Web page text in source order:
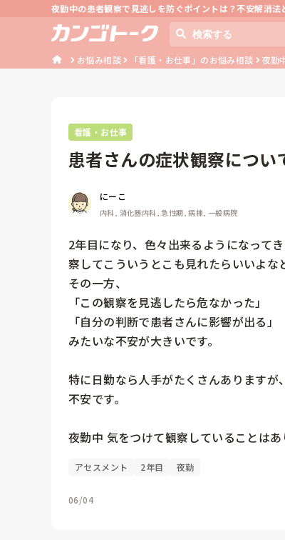
夜勤中の患者観察で見逃しを防ぐポイントは？不安解消法
お悩み相談 「看護・お仕事」のお悩み相談 夜勤
看護・お仕事
患者さんの症状観察につい
にーこ
内科, 消化器内科, 急性期, 病棟, 一般病院
2年目になり、色々出来るようになって
察してこういうとこも見れたらいいよな
その一方、
「この観察を見逃したら危なかった」
「自分の判断で患者さんに影響が出る」
みたいな不安が大きいです。
特に日勤なら人手がたくさんあります
不安です。
夜勤中 気をつけて観察していることは
アセスメント 2年目 夜勤
06/04